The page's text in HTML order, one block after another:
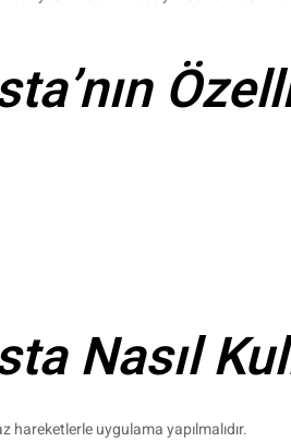
Nasıl
uygulama yapılmalıdır.